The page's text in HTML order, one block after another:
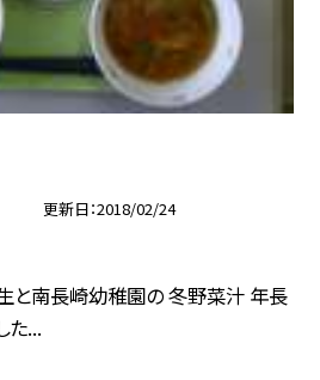
更新日 2018/02/24
と南長崎幼稚園の 冬野菜汁 年長
た...